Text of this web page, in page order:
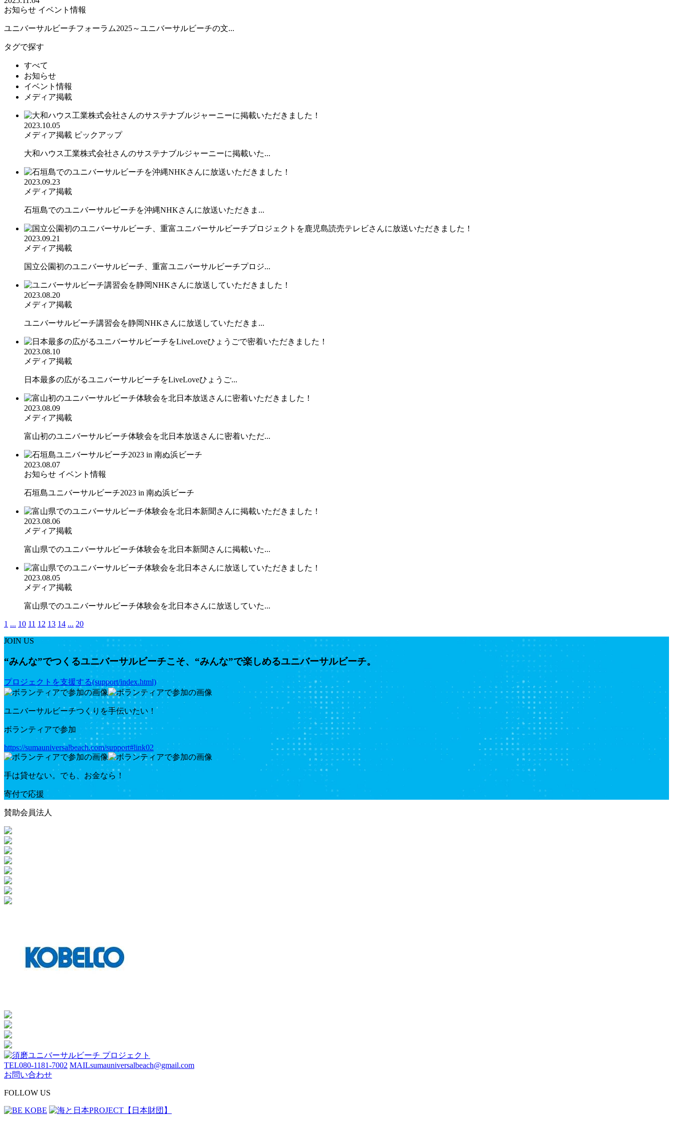
お知らせ イベント情報
ユニバーサルビーチフォーラム2025～ユニバーサルビーチの文...
タグで探す
すべて
お知らせ
イベント情報
メディア掲載
2023.10.05
メディア掲載 ピックアップ
大和ハウス工業株式会社さんのサステナブルジャーニーに掲載いた...
2023.09.23
メディア掲載
石垣島でのユニバーサルビーチを沖縄NHKさんに放送いただきま...
2023.09.21
メディア掲載
国立公園初のユニバーサルビーチ、重富ユニバーサルビーチプロジ...
2023.08.20
メディア掲載
ユニバーサルビーチ講習会を静岡NHKさんに放送していただきま...
2023.08.10
メディア掲載
日本最多の広がるユニバーサルビーチをLiveLoveひょうご...
2023.08.09
メディア掲載
富山初のユニバーサルビーチ体験会を北日本放送さんに密着いただ...
2023.08.07
お知らせ イベント情報
石垣島ユニバーサルビーチ2023 in 南ぬ浜ビーチ
2023.08.06
メディア掲載
富山県でのユニバーサルビーチ体験会を北日本新聞さんに掲載いた...
2023.08.05
メディア掲載
富山県でのユニバーサルビーチ体験会を北日本さんに放送していた...
1 ... 10 11 12 13 14 ... 20
JOIN US
“みんな”でつくるユニバーサルビーチこそ、“みんな”で楽しめるユニバーサルビーチ。
プロジェクトを支援する(support/index.html)
ユニバーサルビーチつくりを手伝いたい！
ボランティアで参加
https://sumauniversalbeach.com/support#link02
手は貸せない。でも、お金なら！
寄付で応援
賛助会員法人
TEL080-1181-7002 MAILsumauniversalbeach@gmail.com
お問い合わせ
FOLLOW US